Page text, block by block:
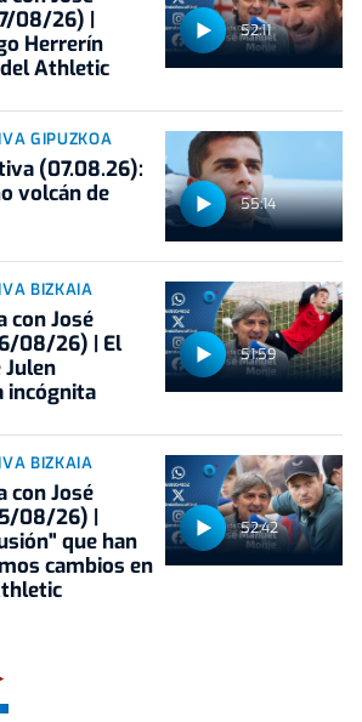
52:11
08/26) |
Herrerín
Athletic
55:14
GIPUZKOA
(07.08.26):
volcán de
51:59
BIZKAIA
con José
08/26) | El
incógnita
52:42
BIZKAIA
con José
08/26) |
que han
cambios en